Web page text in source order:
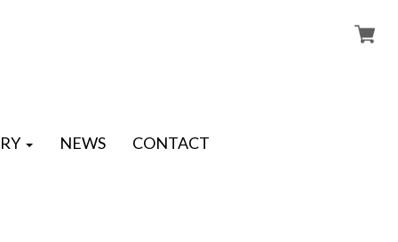
NEWS CONTACT